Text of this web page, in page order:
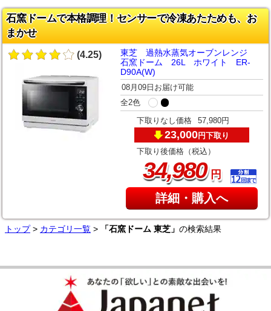
石窯ドームで本格調理！センサーで冷凍あたためも、お
まかせ
(4.25)
東芝 過熱水蒸気オーブンレンジ
石窯ドーム 26L ホワイト ER-
D90A(W)
08月09日お届け可能
全2色
下取りなし価格 57,980円
23,000円下取り
下取り後価格（税込）
34,980円
詳細・購入へ
トップ> カテゴリ一覧 > 「石窯ドーム 東芝」 の検索結果